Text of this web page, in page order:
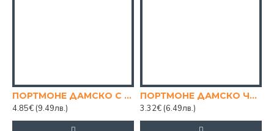
ПОРТМОНЕ ДАМСКО С 2 ЦИПА, МИКС ЦВЕТОВЕ
4.85€ (9.49лв.)
ПОРТМОНЕ ДАМСКО ЧАНТИЧКА, МИКС ЦВЕТОВЕ
3.32€ (6.49лв.)